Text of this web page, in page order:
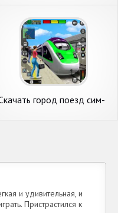
город поезд сим-
и удивительная, и
Пристрастился к